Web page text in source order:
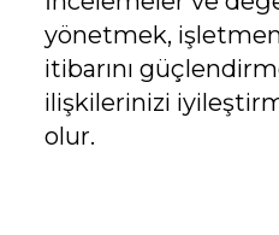
yönetmek,
itibarını
ilişkilerinizi
olur.